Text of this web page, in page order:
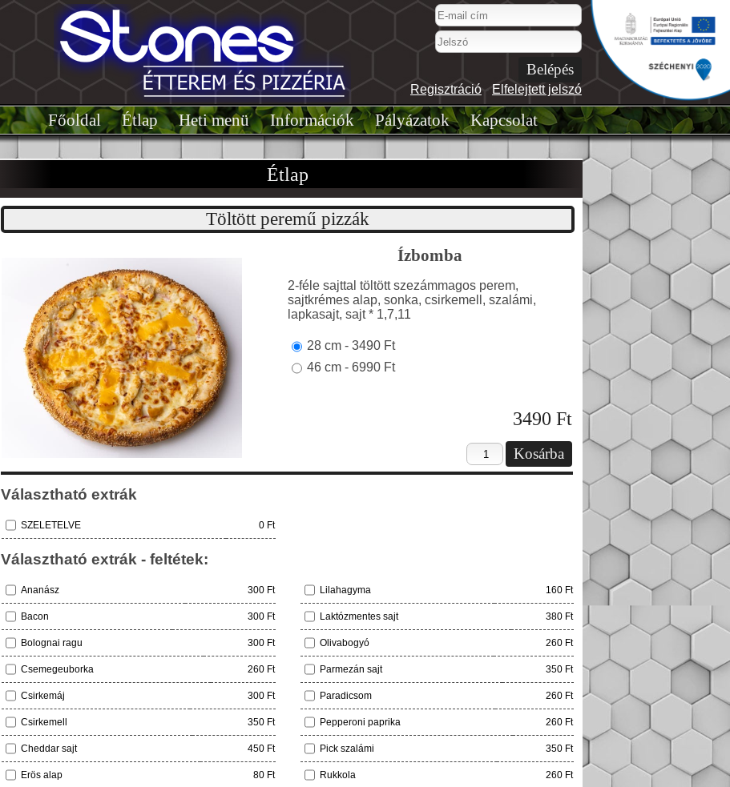
Regisztráció- Elfelejtett jelszó
Főoldal͏͏ Étlap͏ Heti menü Információk Pályázatok Kapcsolat
Étlap
Töltött peremű pizzák
Ízbomba
2-féle sajttal töltött szezámmagos perem,
sajtkrémes alap, sonka, csirkemell, szalámi,
lapkasajt, sajt * 1,7,11
28 cm - 3490 Ft
46 cm - 6990 Ft
3490 Ft
Választható extrák
SZELETELVE 0 Ft
Választható extrák - feltétek:
Ananász 300 Ft
Bacon 300 Ft
Bolognai ragu 300 Ft
Csemegeuborka 260 Ft
Csirkemáj 300 Ft
Csirkemell 350 Ft
Cheddar sajt 450 Ft
Erös alap 80 Ft
Lilahagyma 160 Ft
Laktózmentes sajt 380 Ft
Olivabogyó 260 Ft
Parmezán sajt 350 Ft
Paradicsom 260 Ft
Pepperoni paprika 260 Ft
Pick szalámi 350 Ft
Rukkola 260 Ft